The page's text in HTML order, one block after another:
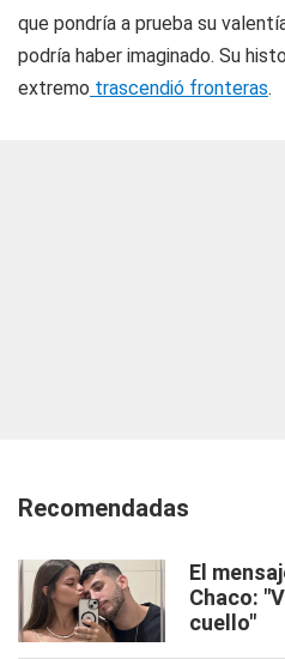
que pondría a prueba su
podría haber imaginado. Su
extremo trascendió fronteras.
Recomendadas
El
Chaco:
cuello"